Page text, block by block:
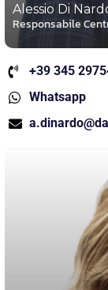
Alessio Di
Responsabile
+39 345
Whatsapp